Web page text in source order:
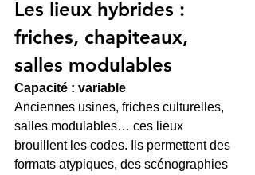
Les lieux hybrides :
friches, chapiteaux,
salles modulables
Capacité : variable
Anciennes usines, friches culturelles,
salles modulables… ces lieux
brouillent les codes. Ils permettent des
formats atypiques, des scénographies